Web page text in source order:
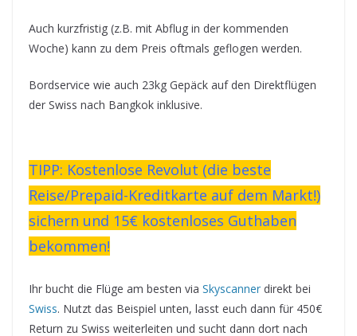
Auch kurzfristig (z.B. mit Abflug in der kommenden
Woche) kann zu dem Preis oftmals geflogen werden.
Bordservice wie auch 23kg Gepäck auf den Direktflügen
der Swiss nach Bangkok inklusive.
TIPP: Kostenlose Revolut (die beste
Reise/Prepaid-Kreditkarte auf dem Markt!)
sichern und 15€ kostenloses Guthaben
bekommen!
Ihr bucht die Flüge am besten via Skyscanner direkt bei
Swiss. Nutzt das Beispiel unten, lasst euch dann für 450€
Return zu Swiss weiterleiten und sucht dann dort nach